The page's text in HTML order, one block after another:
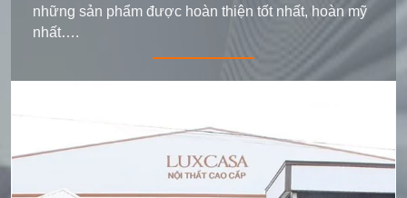
những sản phẩm được hoàn thiện tốt nhất, hoàn mỹ
nhất….